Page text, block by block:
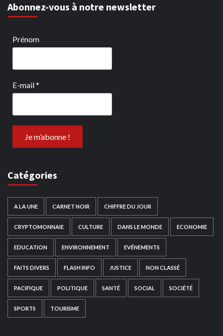
Abonnez-vous à notre newsletter
Prénom
E-mail*
Catégories
A LA UNE CARNET NOIR CHIFFRE DU JOUR
CRYPTOMONNAIE CULTURE DANS LE MONDE ECONOMIE
EDUCATION ENVIRONNEMENT EVÉNEMENTS
FAITS DIVERS FLASH INFO JUSTICE NON CLASSÉ
PACIFIQUE POLITIQUE SANTÉ SOCIAL SOCIÉTÉ
SPORTS TOURISME